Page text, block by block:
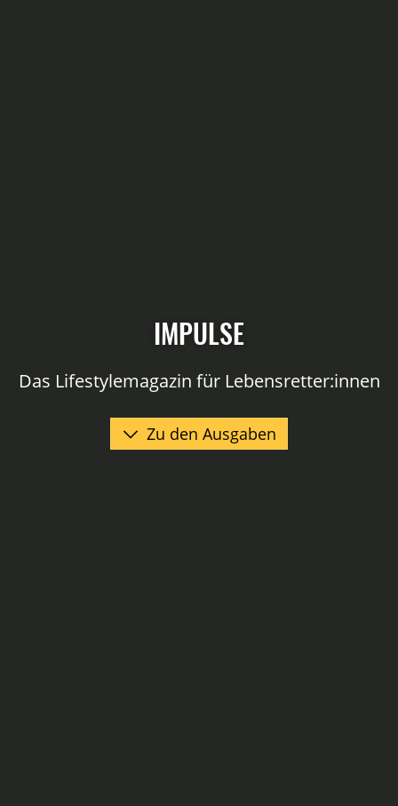
IMPULSE
Das Lifestylemagazin für Lebensretter:innen
Zu den Ausgaben